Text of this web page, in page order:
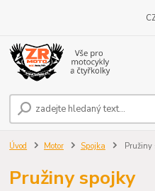
Úvod Motor Spojka Pružiny
Pružiny spojky